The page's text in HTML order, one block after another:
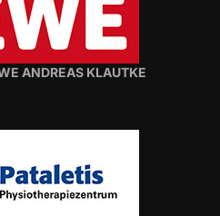
ANDREAS KLAUTKE